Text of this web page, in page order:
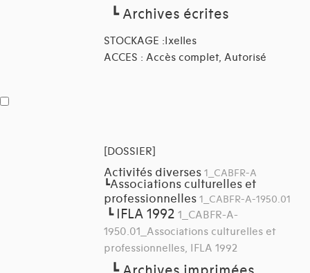
┗Archives écrites
STOCKAGE :Ixelles
ACCES : Accès complet, Autorisé
[DOSSIER]
Activités diverses 1_CABFR-A
┗Associations culturelles et
professionnelles 1_CABFR-A-1950.01
┗ IFLA 1992 1_CABFR-A-
1950.01_Associations culturelles et
professionnelles, IFLA 1992